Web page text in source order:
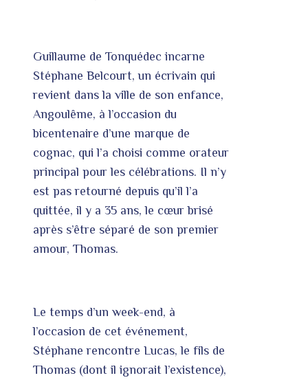
Guillaume de Tonquédec incarne
Stéphane Belcourt, un écrivain qui
revient dans la ville de son enfance,
Angoulême, à l’occasion du
bicentenaire d’une marque de
cognac, qui l’a choisi comme orateur
principal pour les célébrations. Il n’y
est pas retourné depuis qu’il l’a
quittée, il y a 35 ans, le cœur brisé
après s’être séparé de son premier
amour, Thomas.
Le temps d’un week-end, à
l’occasion de cet événement,
Stéphane rencontre Lucas, le fils de
Thomas (dont il ignorait l’existence),